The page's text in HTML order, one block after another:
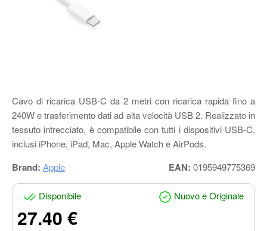
Cavo di ricarica USB-C da 2 metri con ricarica rapida fino a
240W e trasferimento dati ad alta velocità USB 2. Realizzato in
tessuto intrecciato, è compatibile con tutti i dispositivi USB-C,
inclusi iPhone, iPad, Mac, Apple Watch e AirPods.
Brand: Apple EAN: 0195949775369
Disponibile Nuovo e Originale
27.40 €